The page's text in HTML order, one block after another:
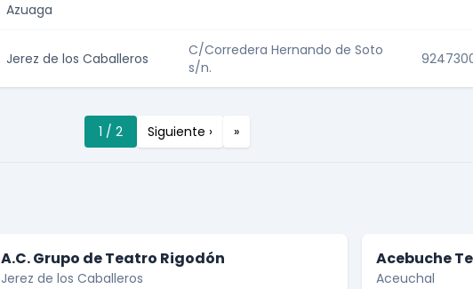
Azuaga
Jerez de los Caballeros
C/Corredera Hernando de Soto
s/n.
1 / 2 Siguiente › »
A.C. Grupo de Teatro Rigodón
Jerez de los Caballeros
Acebuche
Aceuchal